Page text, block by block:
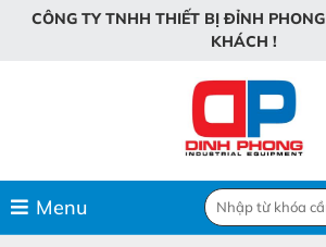
CÔNG TY TNHH THIẾT BỊ ĐỈNH PHONG
KHÁCH !
Menu